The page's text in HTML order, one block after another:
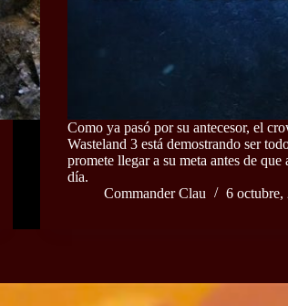
Como ya pasó por su antecesor, el
Wasteland 3 está demostrando ser
promete llegar a su meta antes de que
día.
Commander Clau
6 octubre,